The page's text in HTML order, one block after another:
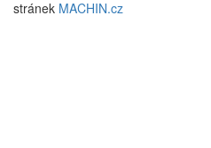
stránek MACHIN.cz